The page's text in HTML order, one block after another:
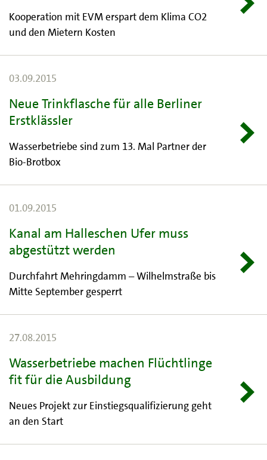
Kooperation mit EVM erspart dem Klima CO2
und den Mietern Kosten
03.09.2015
Neue Trinkflasche für alle Berliner
Erstklässler
Wasserbetriebe sind zum 13. Mal Partner der
Bio-Brotbox
01.09.2015
Kanal am Halleschen Ufer muss
abgestützt werden
Durchfahrt Mehringdamm – Wilhelmstraße bis
Mitte September gesperrt
27.08.2015
Wasserbetriebe machen Flüchtlinge
fit für die Ausbildung
Neues Projekt zur Einstiegsqualifizierung geht
an den Start